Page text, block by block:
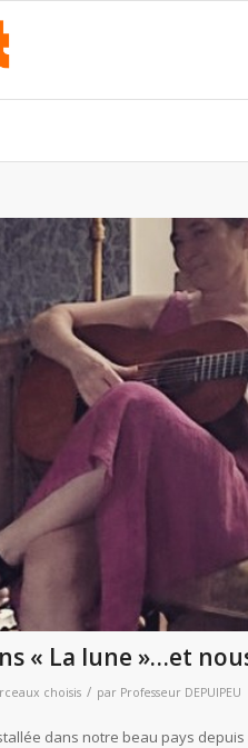
« La lune »…et
choisis / par Professeur DEPUIPEU
dans notre beau pays